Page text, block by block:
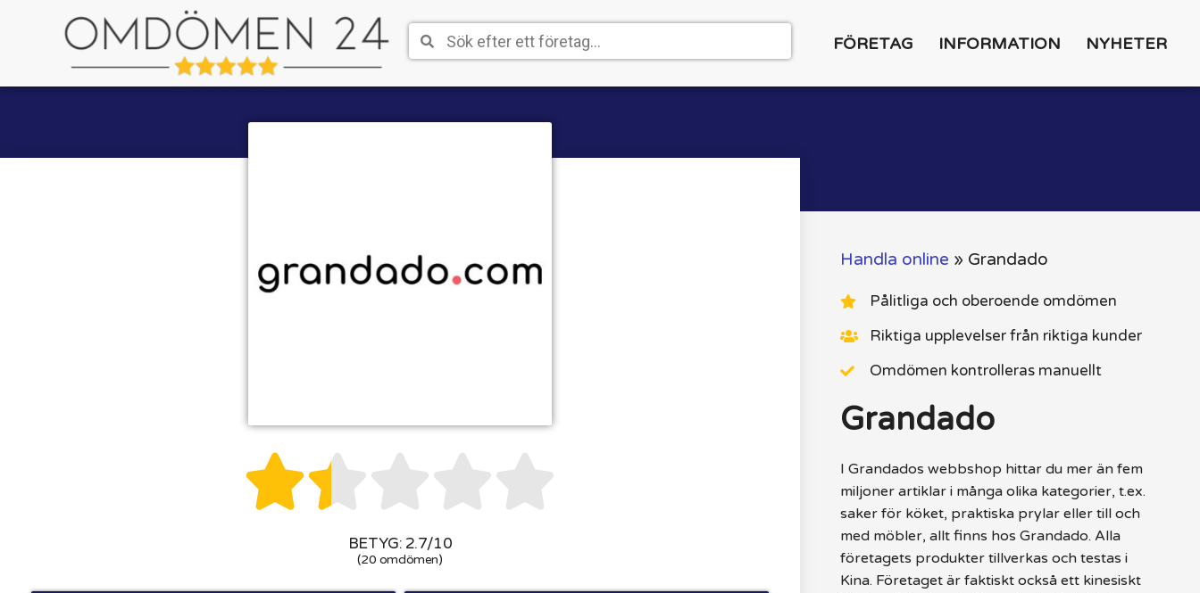
FÖRETAG INFORMATION NYHETER

BETYG: 2.7/10
(20 omdömen)
Handla online » Grandado
Pålitliga och oberoende omdömen
Riktiga upplevelser från riktiga kunder
Omdömen kontrolleras manuellt
Grandado
I Grandados webbshop hittar du mer än fem
miljoner artiklar i många olika kategorier, t.ex.
saker för köket, praktiska prylar eller till och
med möbler, allt finns hos Grandado. Alla
företagets produkter tillverkas och testas i
Kina. Företaget är faktiskt också ett kinesiskt